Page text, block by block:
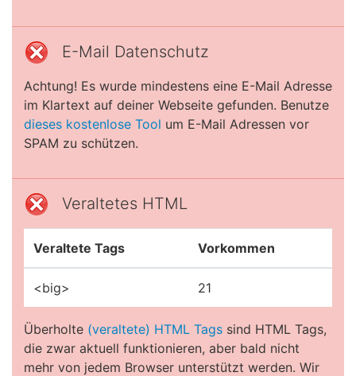
E-Mail Datenschutz
Achtung! Es wurde mindestens eine E-Mail Adresse
im Klartext auf deiner Webseite gefunden. Benutze
dieses kostenlose Tool um E-Mail Adressen vor
SPAM zu schützen.
Veraltetes HTML
Veraltete Tags Vorkommen
<big> 21
Überholte (veraltete) HTML Tags sind HTML Tags,
die zwar aktuell funktionieren, aber bald nicht
mehr von jedem Browser unterstützt werden. Wir